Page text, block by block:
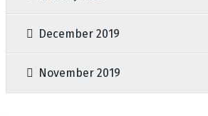
December 2019
November 2019